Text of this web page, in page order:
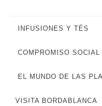
INFUSIONES Y TÉS
COMPROMISO SOCIAL
EL MUNDO DE LAS
VISITA BORDABLANCA